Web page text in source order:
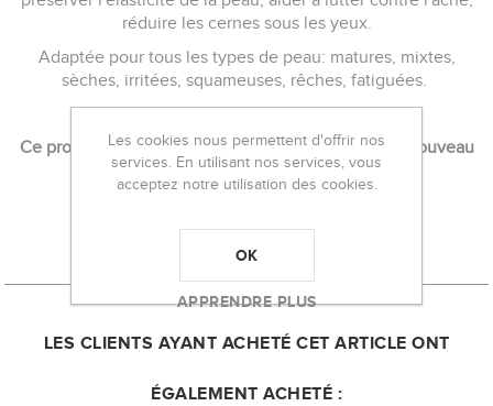
réduire les cernes sous les yeux.
Adaptée pour tous les types de peau: matures, mixtes,
sèches, irritées, squameuses, rêches, fatiguées.
Ce produit est vendu en vrac et peut être rempli à nouveau
dans notre boutique au centre de Bruxelles.
LES CLIENTS AYANT ACHETÉ CET ARTICLE ONT
ÉGALEMENT ACHETÉ :
Les cookies nous permettent d'offrir nos
services. En utilisant nos services, vous
acceptez notre utilisation des cookies.
OK
APPRENDRE PLUS